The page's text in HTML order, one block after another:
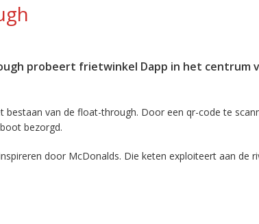
probeert frietwinkel Dapp in het centrum
van de float-through. Door een qr-code te
bezorgd.
door McDonalds. Die keten exploiteert aan de